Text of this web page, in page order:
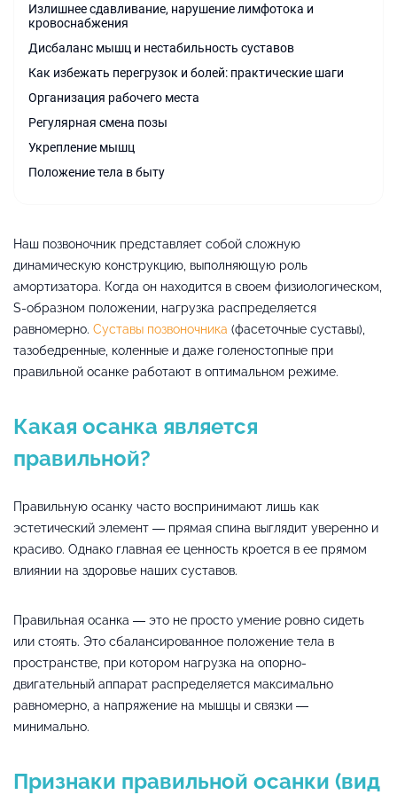
Излишнее сдавливание, нарушение лимфотока и
кровоснабжения
Дисбаланс мышц и нестабильность суставов
Как избежать перегрузок и болей: практические шаги
Организация рабочего места
Регулярная смена позы
Укрепление мышц
Положение тела в быту
Наш позвоночник представляет собой сложную
динамическую конструкцию, выполняющую роль
амортизатора. Когда он находится в своем физиологическом,
S-образном положении, нагрузка распределяется
равномерно. Суставы позвоночника (фасеточные суставы),
тазобедренные, коленные и даже голеностопные при
правильной осанке работают в оптимальном режиме.
Какая осанка является
правильной?
Правильную осанку часто воспринимают лишь как
эстетический элемент — прямая спина выглядит уверенно и
красиво. Однако главная ее ценность кроется в ее прямом
влиянии на здоровье наших суставов.
Правильная осанка — это не просто умение ровно сидеть
или стоять. Это сбалансированное положение тела в
пространстве, при котором нагрузка на опорно-
двигательный аппарат распределяется максимально
равномерно, а напряжение на мышцы и связки —
минимально.
Признаки правильной осанки (вид